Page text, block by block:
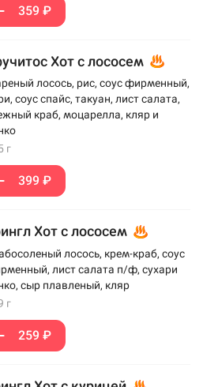
359 ₽
Хот с лососем
лосось, рис, соус фирменный,
соус спайс, такуан, лист салата,
краб, моцарелла, кляр и
г
399 ₽
Хот с лососем
лосось, крем-краб, соус
лист салата п/ф, сухари
сыр плавленый, кляр
г
259 ₽